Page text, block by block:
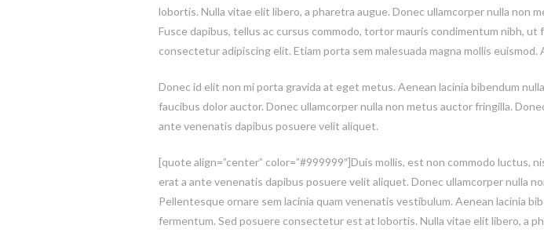
lobortis. Nulla vitae elit libero, a pharetra augue. Donec ullamcorper nulla non
Fusce dapibus, tellus ac cursus commodo, tortor mauris condimentum nibh,
consectetur adipiscing elit. Etiam porta sem malesuada magna mollis euismod.
Donec id elit non mi porta gravida at eget metus. Aenean lacinia bibendum
faucibus dolor auctor. Donec ullamcorper nulla non metus auctor fringilla.
ante venenatis dapibus posuere velit aliquet.
[quote align=”center” color=”#999999″]Duis mollis, est non commodo
erat a ante venenatis dapibus posuere velit aliquet. Donec ullamcorper nulla
Pellentesque ornare sem lacinia quam venenatis vestibulum. Aenean lacinia
fermentum. Sed posuere consectetur est at lobortis. Nulla vitae elit libero, a